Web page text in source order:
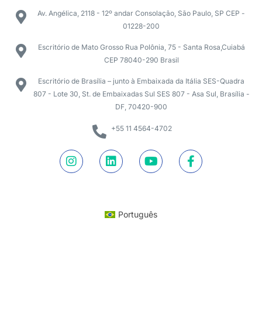
Av. Angélica, 2118 - 12º andar Consolação, São Paulo, SP CEP -
01228-200
Escritório de Mato Grosso Rua Polônia, 75 - Santa Rosa,Cuiabá
CEP 78040-290 Brasil
Escritório de Brasília – junto à Embaixada da Itália SES-Quadra
807 - Lote 30, St. de Embaixadas Sul SES 807 - Asa Sul, Brasília -
DF, 70420-900
+55 11 4564-4702
Português